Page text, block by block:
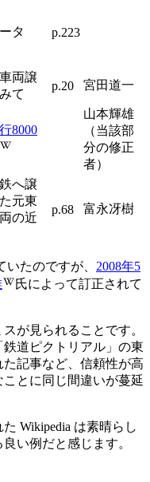
タ p.223
両譲
て
p.20 宮田道一
8000
山本輝雄
（当該部
分の修正
者）
へ譲
元東
の近
p.68 富永冴樹
たのですが、 2008年5
氏によって訂正されて
が見られることです。
道ピクトリアル」の東
記事など、信頼性が高
とに同じ間違いが蔓延
Wikipedia は素晴らし
い例だと感じます。